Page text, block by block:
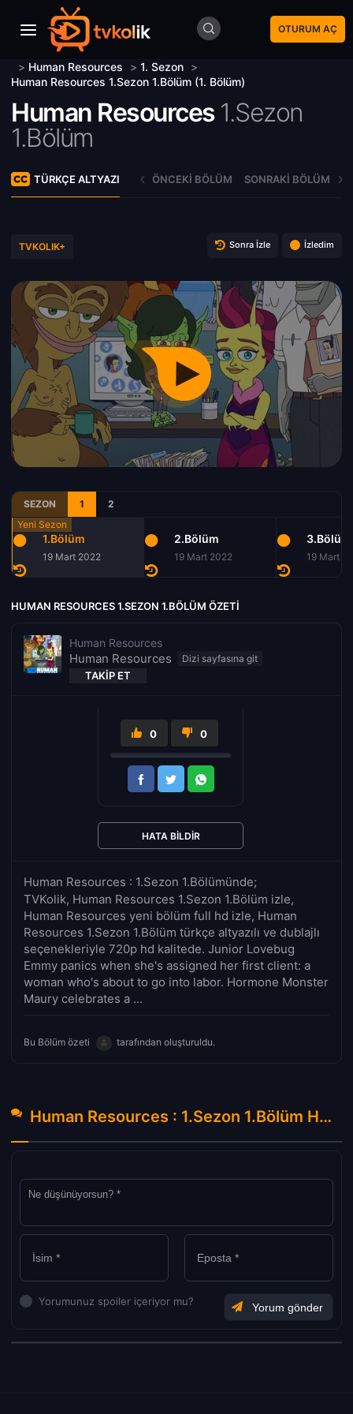
OTURUM AÇ
> Human Resources > 1. Sezon >
Human Resources 1.Sezon 1.Bölüm (1. Bölüm)
Human Resources 1.Sezon
1.Bölüm
TÜRKÇE ALTYAZI ÖNCEKI BÖLÜM SONRAKI BÖLÜM
TVKOLIK+ Sonra İzle İzledim
SEZON 1 2
1.Bölüm
19 Mart 2022
2.Bölüm
19 Mart 2022
3.Bölüm
19 Mart
HUMAN RESOURCES 1.SEZON 1.BÖLÜM ÖZETI
Human Resources
Human Resources
TAKIP ET
Human Resources : 1.Sezon 1.Bölümünde;
TVKolik, Human Resources 1.Sezon 1.Bölüm izle,
Human Resources yeni bölüm full hd izle, Human
Resources 1.Sezon 1.Bölüm türkçe altyazılı ve dublajlı
seçenekleriyle 720p hd kalitede. Junior Lovebug
Emmy panics when she's assigned her first client: a
woman who's about to go into labor. Hormone Monster
Maury celebrates a ...
Bu Bölüm özeti tarafından oluşturuldu.
0 0
HATA BILDIR
Human Resources : 1.Sezon 1.Bölüm Hakkında Yorumlar
Yorumunuz spoiler içeriyor mu?